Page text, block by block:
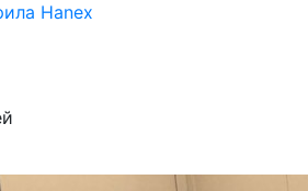
Hanex